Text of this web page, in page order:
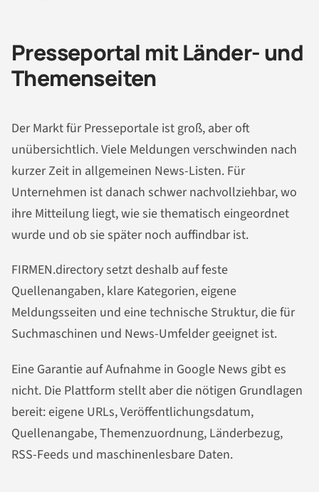
Presseportal mit Länder- und
Themenseiten
Der Markt für Presseportale ist groß, aber oft
unübersichtlich. Viele Meldungen verschwinden nach
kurzer Zeit in allgemeinen News-Listen. Für
Unternehmen ist danach schwer nachvollziehbar, wo
ihre Mitteilung liegt, wie sie thematisch eingeordnet
wurde und ob sie später noch auffindbar ist.
FIRMEN.directory setzt deshalb auf feste
Quellenangaben, klare Kategorien, eigene
Meldungsseiten und eine technische Struktur, die für
Suchmaschinen und News-Umfelder geeignet ist.
Eine Garantie auf Aufnahme in Google News gibt es
nicht. Die Plattform stellt aber die nötigen Grundlagen
bereit: eigene URLs, Veröffentlichungsdatum,
Quellenangabe, Themenzuordnung, Länderbezug,
RSS-Feeds und maschinenlesbare Daten.